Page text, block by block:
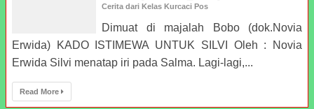
Cerita dari Kelas Kurcaci Pos
Dimuat di majalah Bobo (dok.Novia
Erwida) KADO ISTIMEWA UNTUK SILVI Oleh : Novia
Erwida Silvi menatap iri pada Salma. Lagi-lagi,...
Read More